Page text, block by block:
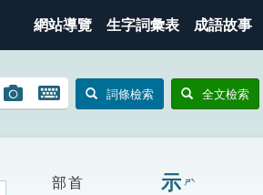
網站導覽 生字詞彙表 成語故事
圖
搜
開
鍵
圖
詞條檢索 全文檢索
部首 示 ㄕˋ